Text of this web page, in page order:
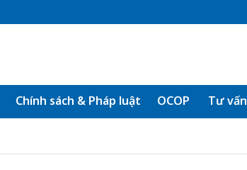
Chính sách & Pháp luật OCOP Tư vấn